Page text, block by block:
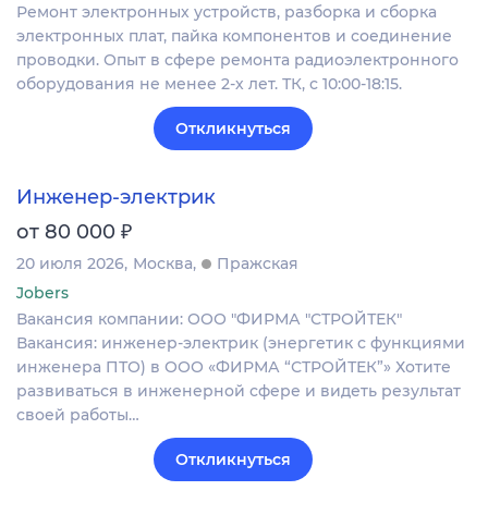
Ремонт электронных устройств, разборка и сборка
электронных плат, пайка компонентов и соединение
проводки. Опыт в сфере ремонта радиоэлектронного
оборудования не менее 2-х лет. ТК, с 10:00-18:15.
Откликнуться
Инженер-электрик
от 80 000 ₽
20 июля 2026 Москва
Пражская
Jobers
Вакансия компании: ООО "ФИРМА "СТРОЙТЕК"
Вакансия: инженер‑электрик (энергетик с функциями
инженера ПТО) в ООО «ФИРМА “СТРОЙТЕК”» Хотите
развиваться в инженерной сфере и видеть результат
своей работы…
Откликнуться